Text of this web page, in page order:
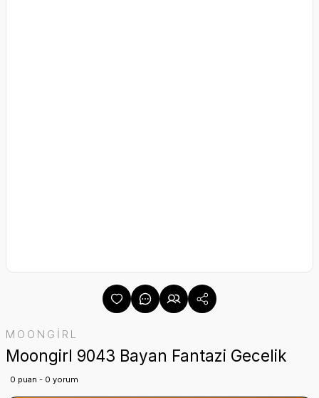
MOONGİRL
Moongirl 9043 Bayan Fantazi Gecelik
0 puan - 0 yorum